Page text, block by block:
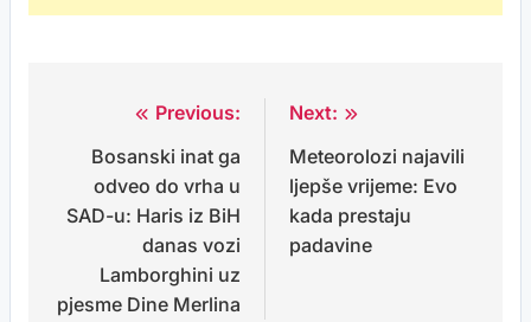
navigation
Previous:
Bosanski inat ga
odveo do vrha u
SAD-u: Haris iz BiH
danas vozi
Lamborghini uz
pjesme Dine Merlina
Next:
Meteorolozi najavili
ljepše vrijeme: Evo
kada prestaju
padavine